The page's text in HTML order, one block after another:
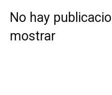
No hay
mostrar